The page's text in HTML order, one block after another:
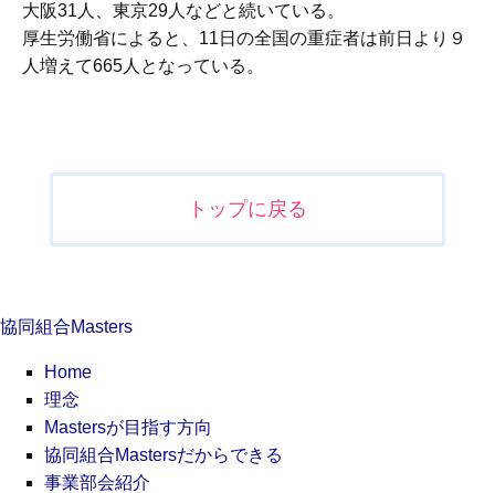
大阪31人、東京29人などと続いている。
厚生労働省によると、11日の全国の重症者は前日より９
人増えて665人となっている。
シ
ョ
トップに戻る
協同組合Masters
Home
理念
Mastersが目指す方向
協同組合Mastersだからできる
事業部会紹介